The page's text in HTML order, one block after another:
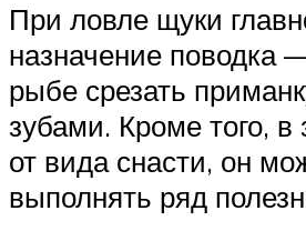
При ловле щуки
назначение поводка
рыбе срезать
зубами. Кроме того, в
от вида снасти, он
выполнять ряд